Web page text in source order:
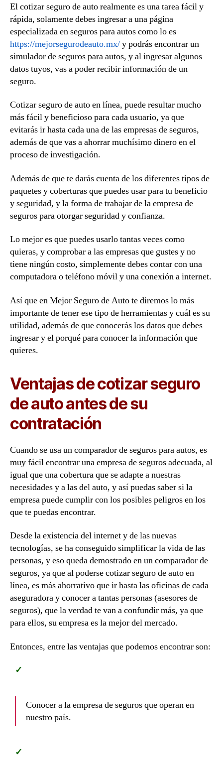
El cotizar seguro de auto realmente es una tarea fácil y
rápida, solamente debes ingresar a una página
especializada en seguros para autos como lo es
https://mejorsegurodeauto.mx/y podrás encontrar un
simulador de seguros para autos, y al ingresar algunos
datos tuyos, vas a poder recibir información de un
seguro.
Cotizar seguro de auto en línea, puede resultar mucho
más fácil y beneficioso para cada usuario, ya que
evitarás ir hasta cada una de las empresas de seguros,
además de que vas a ahorrar muchísimo dinero en el
proceso de investigación.
Además de que te darás cuenta de los diferentes tipos de
paquetes y coberturas que puedes usar para tu beneficio
y seguridad, y la forma de trabajar de la empresa de
seguros para otorgar seguridad y confianza.
Lo mejor es que puedes usarlo tantas veces como
quieras, y comprobar a las empresas que gustes y no
tiene ningún costo, simplemente debes contar con una
computadora o teléfono móvil y una conexión a internet.
Así que en Mejor Seguro de Auto te diremos lo más
importante de tener ese tipo de herramientas y cuál es su
utilidad, además de que conocerás los datos que debes
ingresar y el porqué para conocer la información que
quieres.
Ventajas de cotizar seguro
de auto antes de su
contratación
Cuando se usa un comparador de seguros para autos, es
muy fácil encontrar una empresa de seguros adecuada, al
igual que una cobertura que se adapte a nuestras
necesidades y a las del auto, y así puedas saber si la
empresa puede cumplir con los posibles peligros en los
que te puedas encontrar.
Desde la existencia del internet y de las nuevas
tecnologías, se ha conseguido simplificar la vida de las
personas, y eso queda demostrado en un comparador de
seguros, ya que al poderse cotizar seguro de auto en
línea, es más ahorrativo que ir hasta las oficinas de cada
aseguradora y conocer a tantas personas (asesores de
seguros), que la verdad te van a confundir más, ya que
para ellos, su empresa es la mejor del mercado.
Entonces, entre las ventajas que podemos encontrar son:
Conocer a la empresa de seguros que operan en
nuestro país.